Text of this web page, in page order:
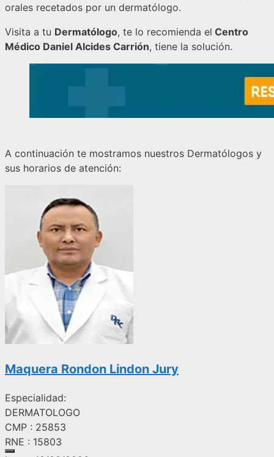
orales recetados por un dermatólogo.
Visita a tu Dermatólogo, te lo recomienda el Centro
Médico Daniel Alcides Carrión, tiene la solución.
A continuación te mostramos nuestros Dermatólogos y
sus horarios de atención:
Maquera Rondon Lindon Jury
Especialidad:
DERMATOLOGO
CMP : 25853
RNE : 15803